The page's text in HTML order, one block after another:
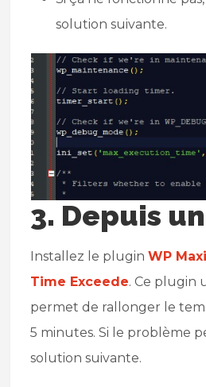
solution suivante.
3. Depuis
Installez le pluginWP
Time Exceede. Ce plugin
permet de rallonger le
5 minutes. Si le problème
solution suivante.